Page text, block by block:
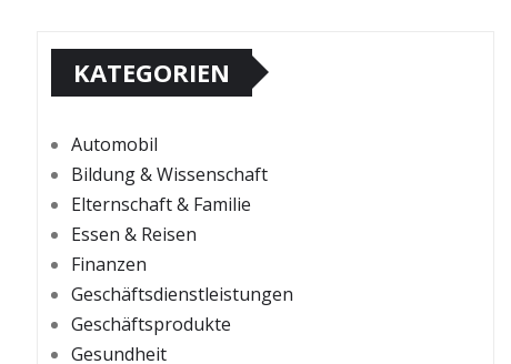
KATEGORIEN
Automobil
Bildung & Wissenschaft
Elternschaft & Familie
Essen & Reisen
Finanzen
Geschäftsdienstleistungen
Geschäftsprodukte
Gesundheit